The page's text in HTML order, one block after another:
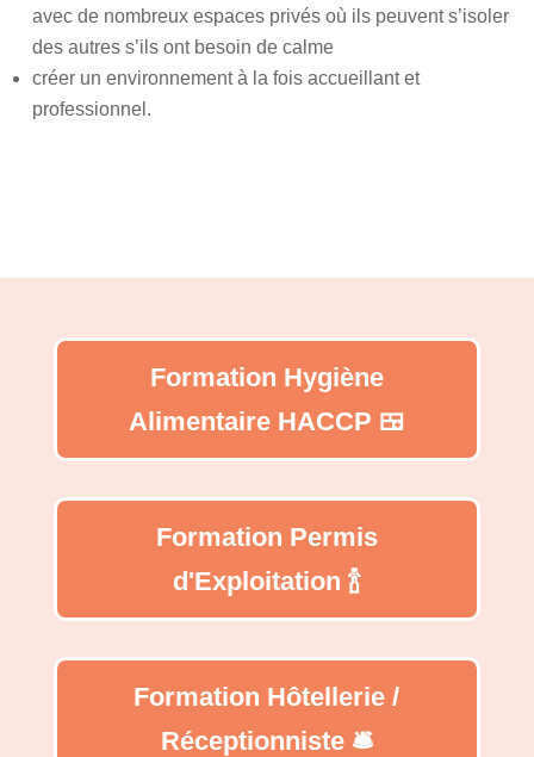
avec de nombreux espaces privés où ils peuvent s’isoler
des autres s’ils ont besoin de calme
créer un environnement à la fois accueillant et
professionnel.
Formation Hygiène
Alimentaire HACCP 🍱
Formation Permis
d'Exploitation 🍾
Formation Hôtellerie /
Réceptionniste 🛎️